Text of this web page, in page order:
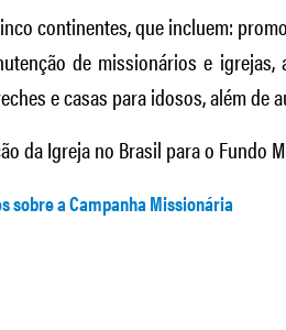
continentes, que incluem:
de missionários e
e casas para idosos, além de
da Igreja no Brasil para o Fundo
sobre a Campanha Missionária